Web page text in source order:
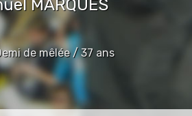
MARQUES
de mêlée / 37 ans